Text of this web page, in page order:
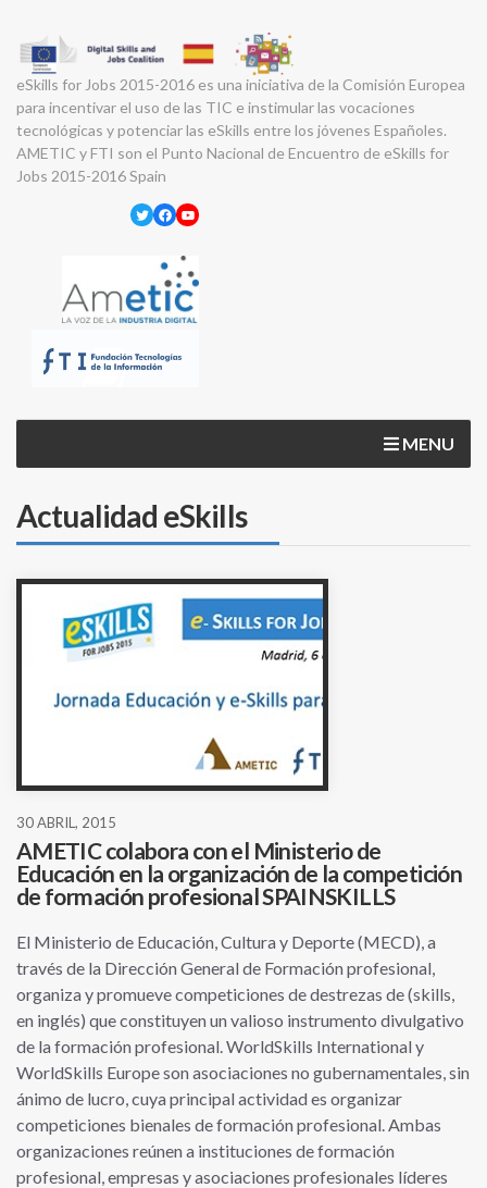
eSkills for Jobs 2015-2016 es una iniciativa de la Comisión Europea
para incentivar el uso de las TIC e instimular las vocaciones
tecnológicas y potenciar las eSkills entre los jóvenes Españoles.
AMETIC y FTI son el Punto Nacional de Encuentro de eSkills for
Jobs 2015-2016 Spain
Twitter
Facebook
YouTube
MENU
Actualidad eSkills
30 ABRIL, 2015
AMETIC colabora con el Ministerio de
Educación en la organización de la competición
de formación profesional SPAINSKILLS
El Ministerio de Educación, Cultura y Deporte (MECD), a
través de la Dirección General de Formación profesional,
organiza y promueve competiciones de destrezas de (skills,
en inglés) que constituyen un valioso instrumento divulgativo
de la formación profesional. WorldSkills International y
WorldSkills Europe son asociaciones no gubernamentales, sin
ánimo de lucro, cuya principal actividad es organizar
competiciones bienales de formación profesional. Ambas
organizaciones reúnen a instituciones de formación
profesional, empresas y asociaciones profesionales líderes